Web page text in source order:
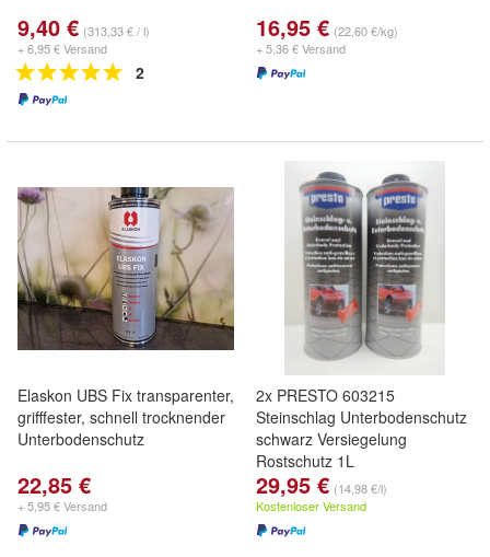
9,40 € (313,33 € / l)
+ 6,95 € Versand
2
16,95 € (22,60 €/kg)
+ 5,36 € Versand
Elaskon UBS Fix transparenter,
grifffester, schnell trocknender
Unterbodenschutz
22,85 €
+ 5,95 € Versand
2x PRESTO 603215
Steinschlag Unterbodenschutz
schwarz Versiegelung
Rostschutz 1L
29,95 € (14,98 €/l)
Kostenloser Versand